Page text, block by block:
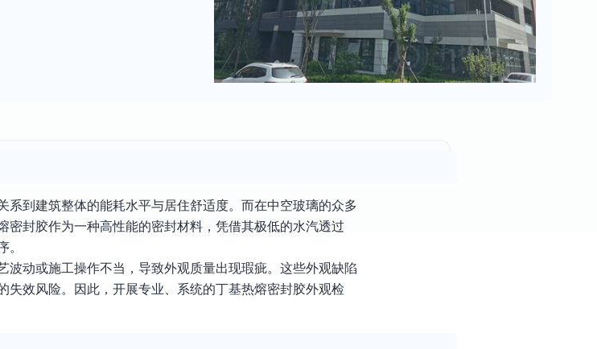
到建筑整体的能耗水平与居住舒适度。而在中空玻璃的众多
封胶作为一种高性能的密封材料，凭借其极低的水汽透过
。
动或施工操作不当，导致外观质量出现瑕疵。这些外观缺陷
效风险。因此，开展专业、系统的丁基热熔密封胶外观检